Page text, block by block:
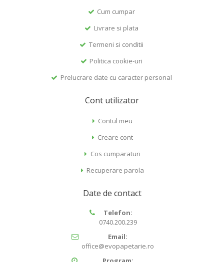
Cum cumpar
Livrare si plata
Termeni si conditii
Politica cookie-uri
Prelucrare date cu caracter personal
Cont utilizator
Contul meu
Creare cont
Cos cumparaturi
Recuperare parola
Date de contact
Telefon:
0740.200.239
Email:
office@evopapetarie.ro